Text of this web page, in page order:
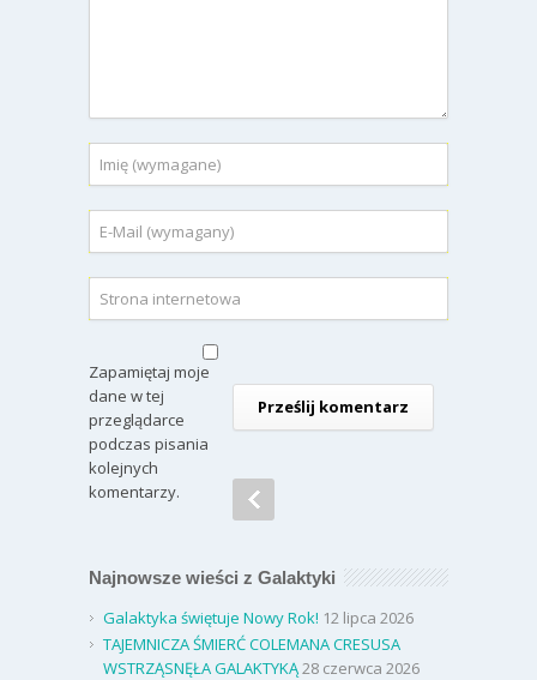
Zapamiętaj moje
dane w tej
przeglądarce
podczas pisania
kolejnych
komentarzy.
Najnowsze wieści z Galaktyki
Galaktyka świętuje Nowy Rok! 12 lipca 2026
TAJEMNICZA ŚMIERĆ COLEMANA CRESUSA
WSTRZĄSNĘŁA GALAKTYKĄ28 czerwca 2026